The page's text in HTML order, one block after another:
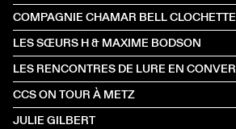
COMPAGNIE CHAMAR BELL CLOCHETTE
LES SŒURS H & MAXIME BODSON
CCS ON TOUR À METZ
JULIE GILBERT